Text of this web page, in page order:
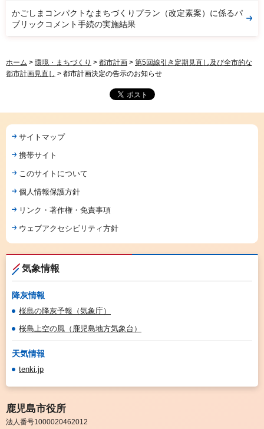
かごしまコンパクトなまちづくりプラン（改定素案）に係るパ
ブリックコメント手続の実施結果
ホーム > 環境・まちづくり > 都市計画 > 第5回線引き定期見直し及び全市的な
都市計画見直し > 都市計画決定の告示のお知らせ
サイトマップ
携帯サイト
このサイトについて
個人情報保護方針
リンク・著作権・免責事項
ウェブアクセシビリティ方針
気象情報
降灰情報
桜島の降灰予報（気象庁）
桜島上空の風（鹿児島地方気象台）
天気情報
tenki.jp
鹿児島市役所
法人番号1000020462012